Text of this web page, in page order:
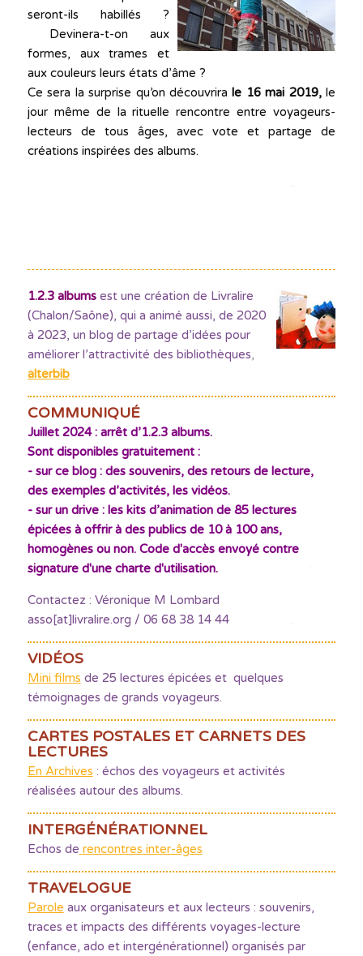
seront-ils habillés ?
Devinera-t-on aux
formes, aux trames et
aux couleurs leurs états d’âme ?
Ce sera la surprise qu’on découvrira le 16 mai 2019,le
jour même de la rituelle rencontre entre voyageurs-
lecteurs de tous âges, avec vote et partage de
créations inspirées des albums.
1.2.3 albumsest une création de Livralire
(Chalon/Saône), qui a animé aussi, de 2020
à 2023, un blog de partage d’idées pour
améliorer l’attractivité des bibliothèques,
alterbib
COMMUNIQUÉ
Juillet 2024 : arrêt d’1.2.3 albums.
Sont disponibles gratuitement :
- sur ce blog : des souvenirs, des retours de lecture,
des exemples d’activités, les vidéos.
- sur un drive : les kits d’animation de 85 lectures
épicées à offrir à des publics de 10 à 100 ans,
homogènes ou non. Code d'accès envoyé contre
signature d'une charte d'utilisation.
Contactez : Véronique M Lombard
asso[at]livralire.org / 06 68 38 14 44
VIDÉOS
Mini films de 25 lectures épicées et quelques
témoignages de grands voyageurs.
CARTES POSTALES ET CARNETS DES
LECTURES
En Archives : échos des voyageurs et activités
réalisées autour des albums.
INTERGÉNÉRATIONNEL
Echos de rencontres inter-âges
TRAVELOGUE
Parole aux organisateurs et aux lecteurs : souvenirs,
traces et impacts des différents voyages-lecture
(enfance, ado et intergénérationnel) organisés par